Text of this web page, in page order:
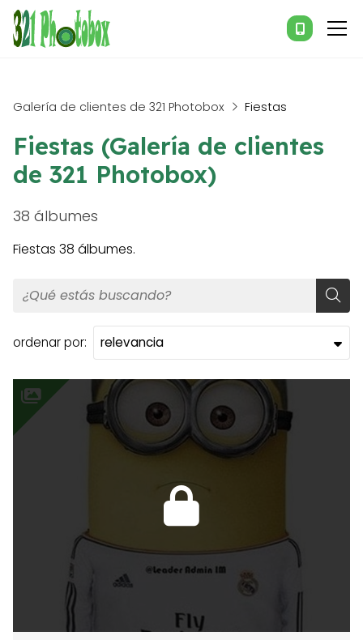
Galería de clientes de 321 Photobox Fiestas
Fiestas (Galería de clientes
de 321 Photobox)
38 álbumes
Fiestas 38 álbumes.
ordenar por: